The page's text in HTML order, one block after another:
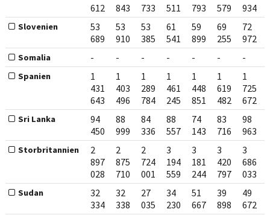
612
843
733
511
793
579
934
Slovenien
53
689
53
910
53
385
61
541
59
899
69
255
72
972
Somalia - - - - - - -
Spanien
1
431
643
1
403
496
1
289
784
1
461
245
1
448
851
1
619
482
1
725
672
Sri Lanka
94
450
88
999
84
336
88
557
74
143
83
716
98
963
Storbritannien
2
897
028
2
875
710
2
724
001
3
194
559
3
181
244
3
420
797
3
686
033
Sudan
32
334
32
338
27
035
34
230
51
667
39
898
49
672